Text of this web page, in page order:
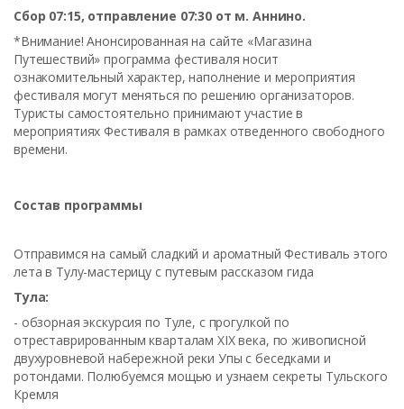
Сбор 07:15, отправление 07:30 от м. Аннино.
*Внимание! Анонсированная на сайте «Магазина
Путешествий» программа фестиваля носит
ознакомительный характер, наполнение и мероприятия
фестиваля могут меняться по решению организаторов.
Туристы самостоятельно принимают участие в
мероприятиях Фестиваля в рамках отведенного свободного
времени.
Состав программы
Отправимся на самый сладкий и ароматный Фестиваль этого
лета в Тулу-мастерицу с путевым рассказом гида
Тула:
- обзорная экскурсия по Туле, с прогулкой по
отреставрированным кварталам XIX века, по живописной
двухуровневой набережной реки Упы с беседками и
ротондами. Полюбуемся мощью и узнаем секреты Тульского
Кремля